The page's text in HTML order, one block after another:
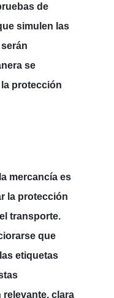
de
simulen las
se
protección
mercancía es
la protección
transporte.
que
etiquetas
clara